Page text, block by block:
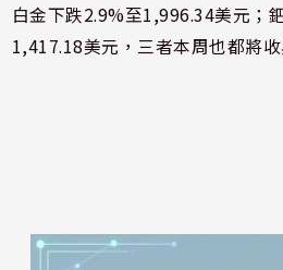
白金下跌2.9%至1,996.34美元；
1,417.18美元，三者本周也都將收